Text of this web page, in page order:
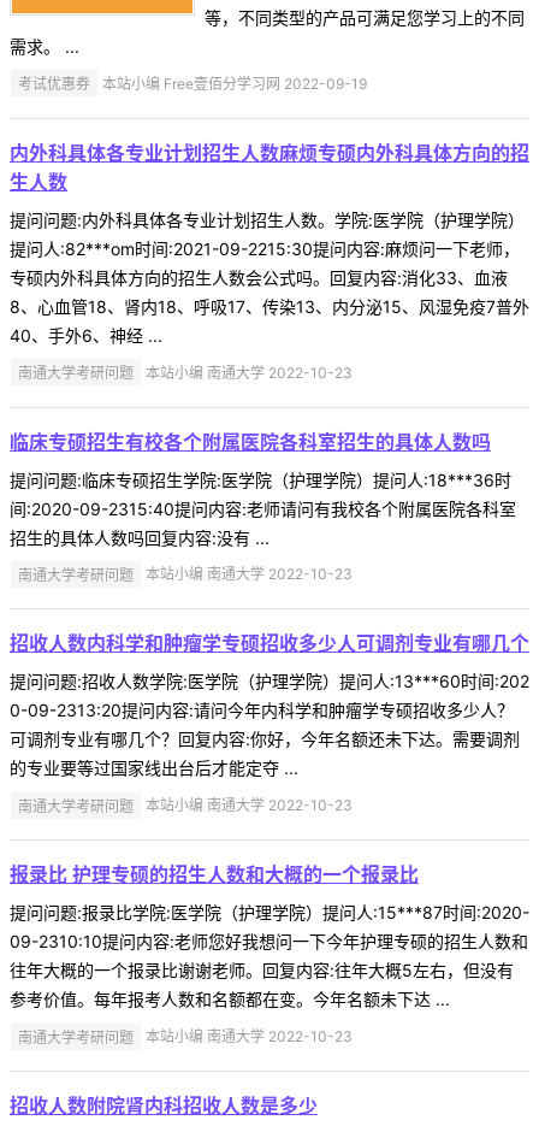
等，不同类型的产品可满足您学习上的不同
需求。 ...
考试优惠券 本站小编 Free壹佰分学习网 2022-09-19
内外科具体各专业计划招生人数麻烦专硕内外科具体方向的招
生人数
提问问题:内外科具体各专业计划招生人数。学院:医学院（护理学院）
提问人:82***om时间:2021-09-2215:30提问内容:麻烦问一下老师，
专硕内外科具体方向的招生人数会公式吗。回复内容:消化33、血液
8、心血管18、肾内18、呼吸17、传染13、内分泌15、风湿免疫7普外
40、手外6、神经 ...
南通大学考研问题 本站小编 南通大学 2022-10-23
临床专硕招生有校各个附属医院各科室招生的具体人数吗
提问问题:临床专硕招生学院:医学院（护理学院）提问人:18***36时
间:2020-09-2315:40提问内容:老师请问有我校各个附属医院各科室
招生的具体人数吗回复内容:没有 ...
南通大学考研问题 本站小编 南通大学 2022-10-23
招收人数内科学和肿瘤学专硕招收多少人可调剂专业有哪几个
提问问题:招收人数学院:医学院（护理学院）提问人:13***60时间:202
0-09-2313:20提问内容:请问今年内科学和肿瘤学专硕招收多少人？
可调剂专业有哪几个？回复内容:你好，今年名额还未下达。需要调剂
的专业要等过国家线出台后才能定夺 ...
南通大学考研问题 本站小编 南通大学 2022-10-23
报录比 护理专硕的招生人数和大概的一个报录比
提问问题:报录比学院:医学院（护理学院）提问人:15***87时间:2020-
09-2310:10提问内容:老师您好我想问一下今年护理专硕的招生人数和
往年大概的一个报录比谢谢老师。回复内容:往年大概5左右，但没有
参考价值。每年报考人数和名额都在变。今年名额未下达 ...
南通大学考研问题 本站小编 南通大学 2022-10-23
招收人数附院肾内科招收人数是多少